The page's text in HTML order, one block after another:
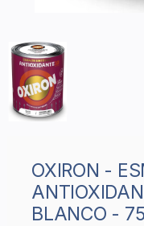
OXIRON - ESMALTE
BLANCO -